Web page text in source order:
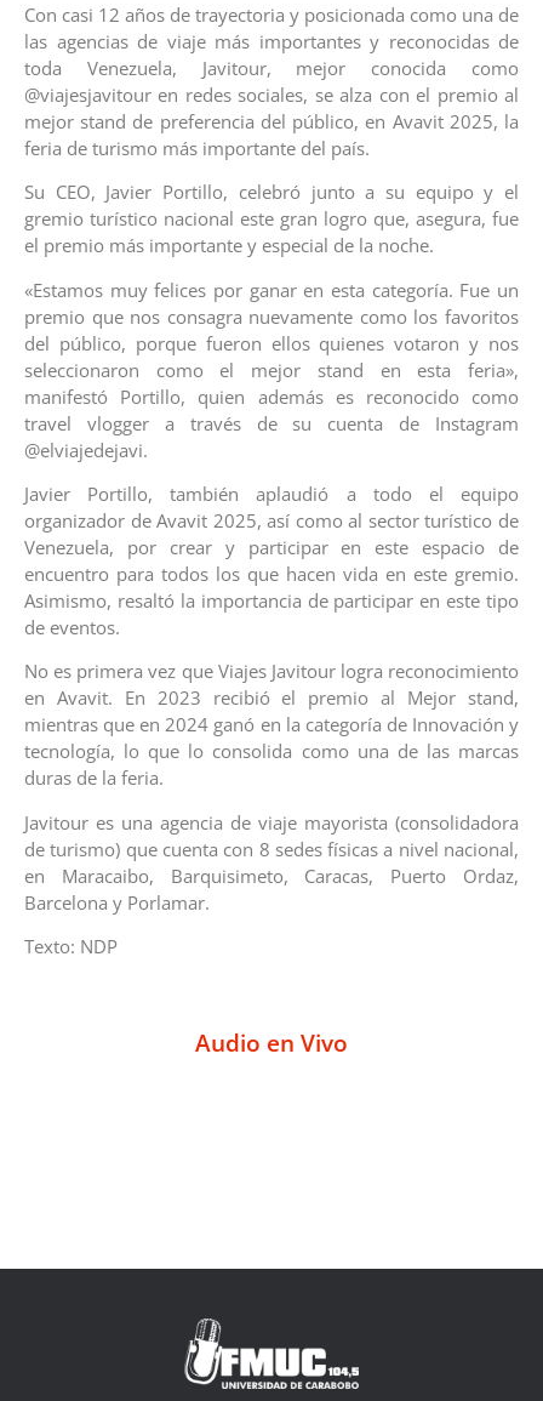
Con casi 12 años de trayectoria y posicionada como una de
las agencias de viaje más importantes y reconocidas de
toda Venezuela, Javitour, mejor conocida como
@viajesjavitour en redes sociales, se alza con el premio al
mejor stand de preferencia del público, en Avavit 2025, la
feria de turismo más importante del país.
Su CEO, Javier Portillo, celebró junto a su equipo y el
gremio turístico nacional este gran logro que, asegura, fue
el premio más importante y especial de la noche.
«Estamos muy felices por ganar en esta categoría. Fue un
premio que nos consagra nuevamente como los favoritos
del público, porque fueron ellos quienes votaron y nos
seleccionaron como el mejor stand en esta feria»,
manifestó Portillo, quien además es reconocido como
travel vlogger a través de su cuenta de Instagram
@elviajedejavi.
Javier Portillo, también aplaudió a todo el equipo
organizador de Avavit 2025, así como al sector turístico de
Venezuela, por crear y participar en este espacio de
encuentro para todos los que hacen vida en este gremio.
Asimismo, resaltó la importancia de participar en este tipo
de eventos.
No es primera vez que Viajes Javitour logra reconocimiento
en Avavit. En 2023 recibió el premio al Mejor stand,
mientras que en 2024 ganó en la categoría de Innovación y
tecnología, lo que lo consolida como una de las marcas
duras de la feria.
Javitour es una agencia de viaje mayorista (consolidadora
de turismo) que cuenta con 8 sedes físicas a nivel nacional,
en Maracaibo, Barquisimeto, Caracas, Puerto Ordaz,
Barcelona y Porlamar.
Texto: NDP
Audio en Vivo